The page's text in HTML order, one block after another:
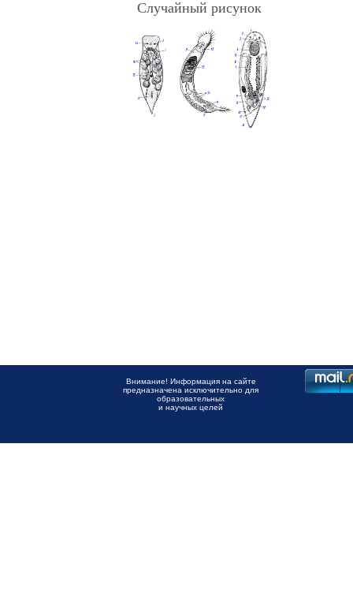
Случайный рисунок
Внимание! Информация на сайте
предназначена исключительно для
образовательных
и научных целей